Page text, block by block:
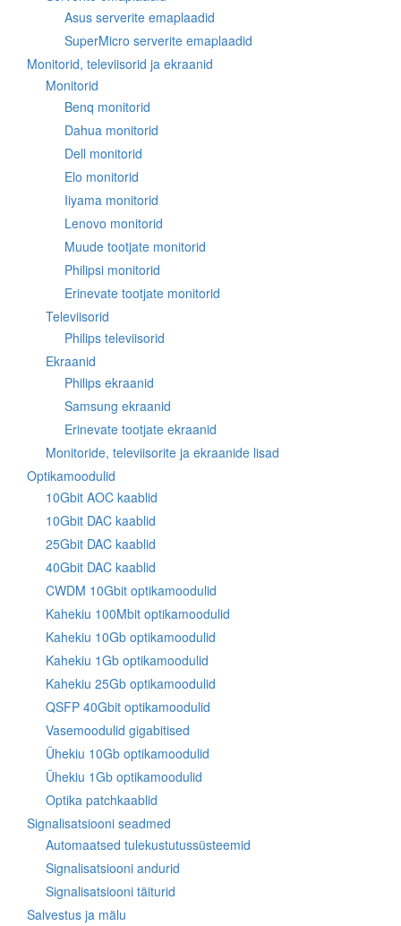
Asus serverite emaplaadid
SuperMicro serverite emaplaadid
Monitorid, televiisorid ja ekraanid
Monitorid
Benq monitorid
Dahua monitorid
Dell monitorid
Elo monitorid
Iiyama monitorid
Lenovo monitorid
Muude tootjate monitorid
Philipsi monitorid
Erinevate tootjate monitorid
Televiisorid
Philips televiisorid
Ekraanid
Philips ekraanid
Samsung ekraanid
Erinevate tootjate ekraanid
Monitoride, televiisorite ja ekraanide lisad
Optikamoodulid
10Gbit AOC kaablid
10Gbit DAC kaablid
25Gbit DAC kaablid
40Gbit DAC kaablid
CWDM 10Gbit optikamoodulid
Kahekiu 100Mbit optikamoodulid
Kahekiu 10Gb optikamoodulid
Kahekiu 1Gb optikamoodulid
Kahekiu 25Gb optikamoodulid
QSFP 40Gbit optikamoodulid
Vasemoodulid gigabitised
Ühekiu 10Gb optikamoodulid
Ühekiu 1Gb optikamoodulid
Optika patchkaablid
Signalisatsiooni seadmed
Automaatsed tulekustutussüsteemid
Signalisatsiooni andurid
Signalisatsiooni täiturid
Salvestus ja mälu